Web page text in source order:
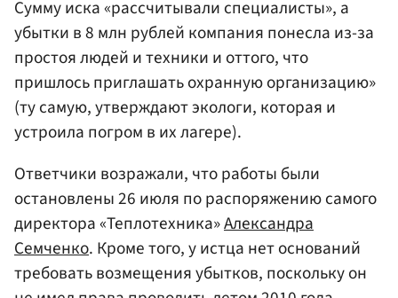
Сумму иска «рассчитывали специалисты», а
убытки в 8 млн рублей компания понесла из-за
простоя людей и техники и оттого, что
пришлось приглашать охранную организацию»
(ту самую, утверждают экологи, которая и
устроила погром в их лагере).
Ответчики возражали, что работы были
остановлены 26 июля по распоряжению самого
директора «Теплотехника»Александра
Семченко. Кроме того, у истца нет оснований
требовать возмещения убытков, поскольку он